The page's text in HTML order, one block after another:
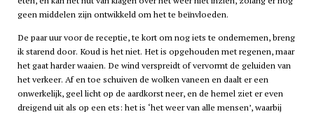
geen middelen zijn ontwikkeld om het te beïnvloeden.
De paar uur voor de receptie, te kort om nog iets te ondernemen, breng
ik starend door. Koud is het niet. Het is opgehouden met regenen, maar
het gaat harder waaien. De wind verspreidt of vervormt de geluiden van
het verkeer. Af en toe schuiven de wolken vaneen en daalt er een
onwerkelijk, geel licht op de aardkorst neer, en de hemel ziet er even
dreigend uit als op een ets: het is ‘het weer van alle mensen’, waarbij